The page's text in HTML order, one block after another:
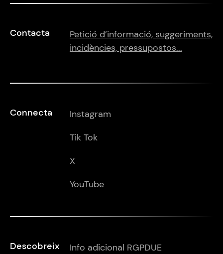
Contacta
Petició d’informació, suggeriments,
incidències, pressupostos...
Connecta
Instagram
Tik Tok
X
YouTube
Descobreix
Info adicional RGPDUE